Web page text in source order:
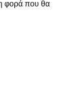
φορά που θα